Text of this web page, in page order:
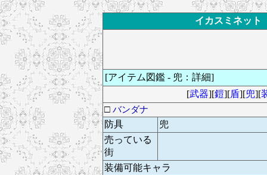
イカスミネット
[アイテム図鑑 - 兜：詳細]
[武器][鎧][盾][兜][
□ バンダナ
防具
兜
売っている
街
装備可能キャラ